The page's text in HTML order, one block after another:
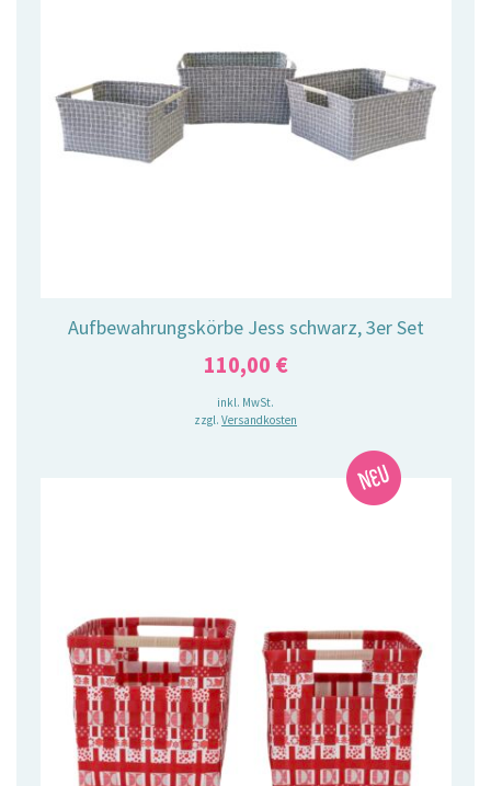
Aufbewahrungskörbe Jess schwarz, 3er Set
110,00 €
inkl. MwSt.
zzgl. Versandkosten